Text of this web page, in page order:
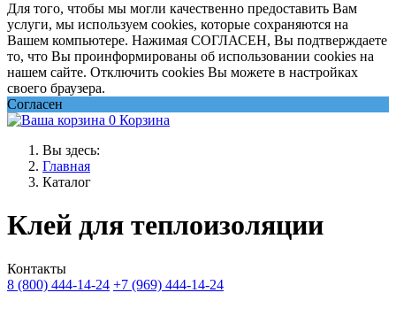
Для того, чтобы мы могли качественно предоставить Вам
услуги, мы используем cookies, которые сохраняются на
Вашем компьютере. Нажимая СОГЛАСЕН, Вы подтверждаете
то, что Вы проинформированы об использовании cookies на
нашем сайте. Отключить cookies Вы можете в настройках
своего браузера.
Согласен
0 Корзина
Вы здесь:
Главная
Каталог
Клей для теплоизоляции
Контакты
8 (800) 444-14-24 +7 (969) 444-14-24